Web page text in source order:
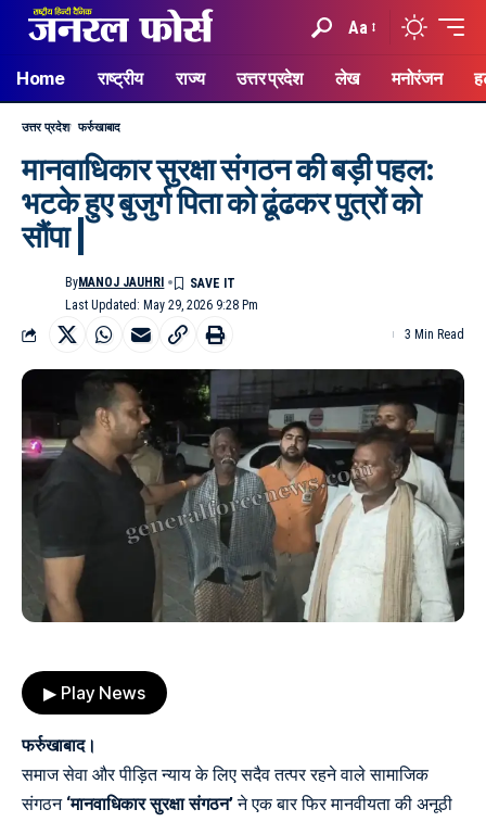
Aa
Home राष्ट्रीय राज्य उत्तर प्रदेश लेख मनोरंजन
उत्तर प्रदेश फर्रुखाबाद
मानवाधिकार सुरक्षा संगठन की बड़ी पहल:
भटके हुए बुजुर्ग पिता को ढूंढकर पुत्रों को
सौंपा |
Last Updated: May 29, 2026 9:28 Pm
ByMANOJ JAUHRI
3 Min Read
▶ Play News
फर्रुखाबाद।
समाज सेवा और पीड़ित न्याय के लिए सदैव तत्पर रहने वाले सामाजिक
संगठन ‘मानवाधिकार सुरक्षा संगठन’ने एक बार फिर मानवीयता की अनूठी